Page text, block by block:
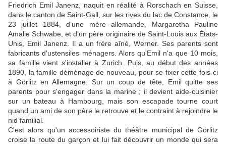
Friedrich Emil Janenz, naquit en réalité à Rorschach en Suisse,
dans le canton de Saint-Gall, sur les rives du lac de Constance, le
23 juillet 1884, d’une mère allemande, Margaretha Pauline
Amalie Schwabe, et d’un père originaire de Saint-Louis aux États-
Unis, Emil Janenz. Il a un frère aîné, Werner. Ses parents sont
fabricants d'ustensiles ménagers. Alors qu'Emil n'a que 10 mois,
sa famille vient s'installer à Zurich. Puis, au début des années
1890, la famille déménage de nouveau, pour se fixer cette fois-ci
à Görlitz en Allemagne. Sur un coup de tête, Emil quitte ses
parents pour s'engager dans la marine ; il devient aide-cuisinier
sur un bateau à Hambourg, mais son escapade tourne court
quand un ami de son père le retrouve et le contraint à rejoindre le
nid familial.
C'est alors qu'un accessoiriste du théâtre municipal de Görlitz
croise la route du garçon et lui fait découvrir un monde qui sera